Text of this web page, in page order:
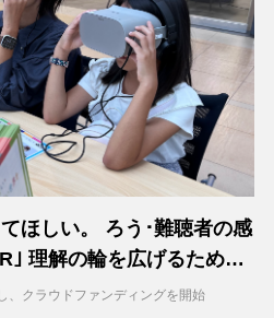
ほしい。 ろう･難聴者の感
｣ 理解の輪を広げるため支
、クラウドファンディングを開始